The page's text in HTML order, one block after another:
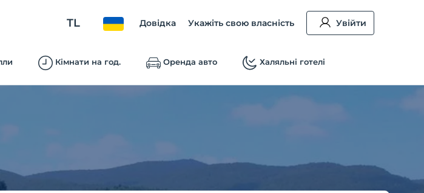
TL Довідка Укажіть свою власність Увійти
Кімнати на год. Оренда авто Халяльні готелі